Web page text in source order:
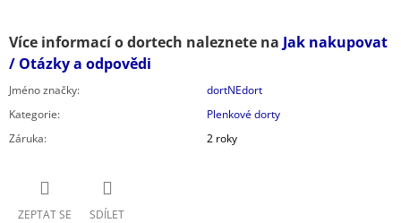
Více informací o dortech naleznete na Jak nakupovat
/ Otázky a odpovědi
Jméno značky:
dortNEdort
Kategorie:
Plenkové dorty
Záruka: 2 roky
ZEPTAT SE SDÍLET